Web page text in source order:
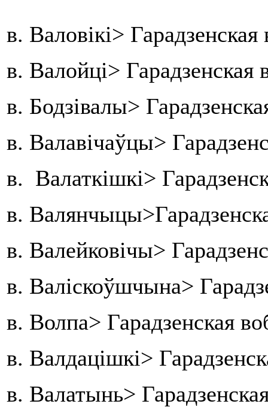
в. Валовікі>
в. Валойці>
в. Бодзівалы>
в. Валавічаўцы>
в. Валаткішкі>
в.
в. Валейковічы>
в. Валіскоўшчына>
в. Волпа> Гарадзенская
в. Валдацішкі>
в. Валатынь>